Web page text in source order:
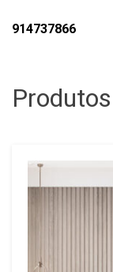
914737866